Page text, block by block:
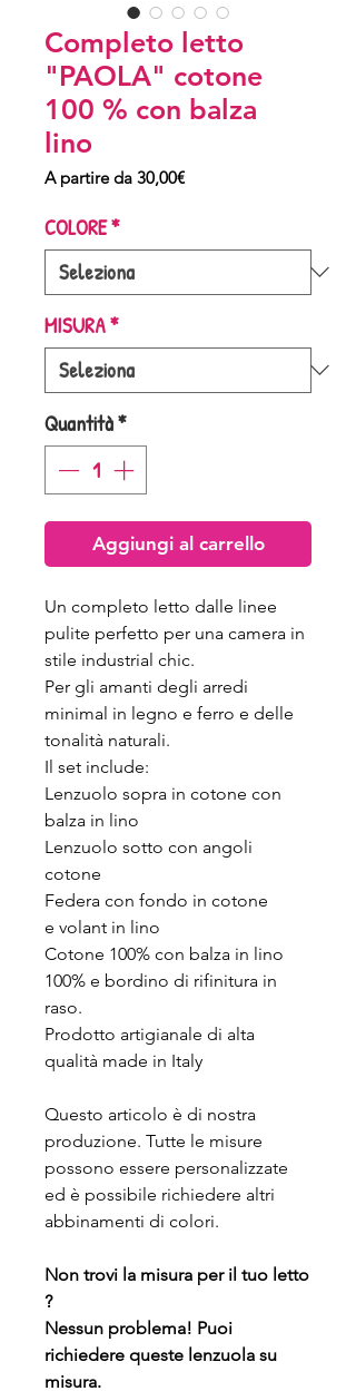
Completo letto
"PAOLA" cotone
100 % con balza
lino
A partire da 30,00€Prezzo
COLORE*
MISURA*
Quantità*
Aggiungi al carrello
Un completo letto dalle linee
pulite perfetto per una camera in
stile industrial chic.
Per gli amanti degli arredi
minimal in legno e ferro e delle
tonalità naturali.
Il set include:
Lenzuolo sopra in cotone con
balza in lino
Lenzuolo sotto con angoli
cotone
Federa con fondo in cotone
e volant in lino
Cotone 100% con balza in lino
100% e bordino di rifinitura in
raso.
Prodotto artigianale di alta
qualità made in Italy
Questo articolo è di nostra
produzione. Tutte le misure
possono essere personalizzate
ed è possibile richiedere altri
abbinamenti di colori.
Non trovi la misura per il tuo letto
?
Nessun problema! Puoi
richiedere queste lenzuola su
misura.